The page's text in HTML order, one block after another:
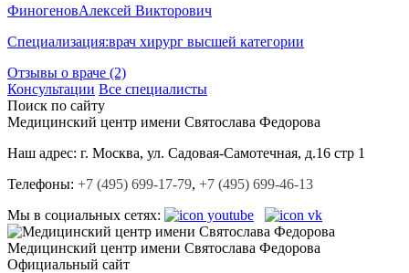
ФиногеновАлексей Викторович
Специализация:врач хирург высшей категории
Отзывы о враче (2)
Консультации Все специалисты
Поиск по сайту
Медицинский центр имени Святослава Федорова
Наш адрес: г. Москва, ул. Садовая-Cамотечная, д.16 стр 1
Телефоны: +7 (495) 699-17-79, +7 (495) 699-46-13
Мы в социальных сетях:
Медицинский центр имени Святослава Федорова
Официальный сайт